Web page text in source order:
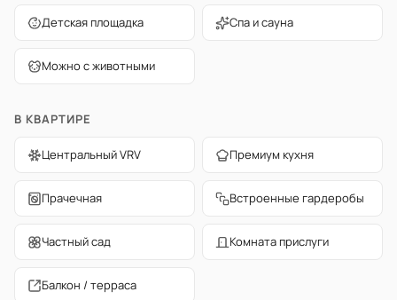
Детская площадка Спа и сауна
Можно с животными
В КВАРТИРЕ
Центральный VRV Премиум кухня
Прачечная Встроенные гардеробы
Частный сад Комната прислуги
Балкон / терраса